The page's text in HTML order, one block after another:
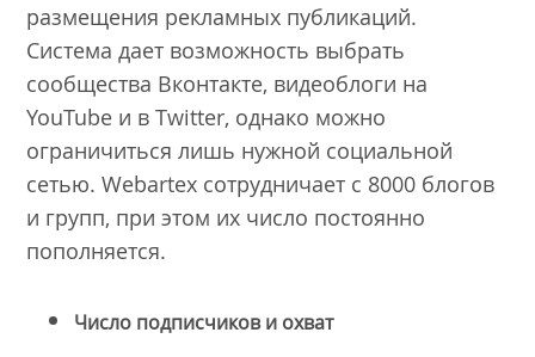
размещения рекламных публикаций.
Система дает возможность выбрать
сообщества Вконтакте, видеоблоги на
YouTube и в Twitter, однако можно
ограничиться лишь нужной социальной
сетью. Webartex сотрудничает с 8000 блогов
и групп, при этом их число постоянно
пополняется.
Число подписчиков и охват